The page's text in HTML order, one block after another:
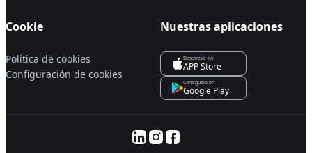
Cookie
Política de cookies
Configuración de cookies
Nuestras aplicaciones
Descargar en
APP Store
Consíguelo en
Google Play